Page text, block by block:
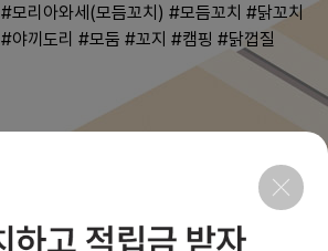
#모리아와세(모듬꼬치) #모듬꼬치 #닭꼬치
#야끼도리 #모둠 #꼬지 #캠핑 #닭껍질